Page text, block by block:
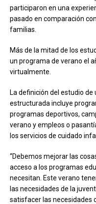
participaron en una
pasado en comparación
familias.
Más de la mitad de los
un programa de verano el
virtualmente.
La definición del estudio
estructurada incluye
programas deportivos,
verano y empleos o
los servicios de cuidado
“Debemos mejorar las
acceso a los programas
necesitan. Este verano
las necesidades de la
satisfacer las necesidades